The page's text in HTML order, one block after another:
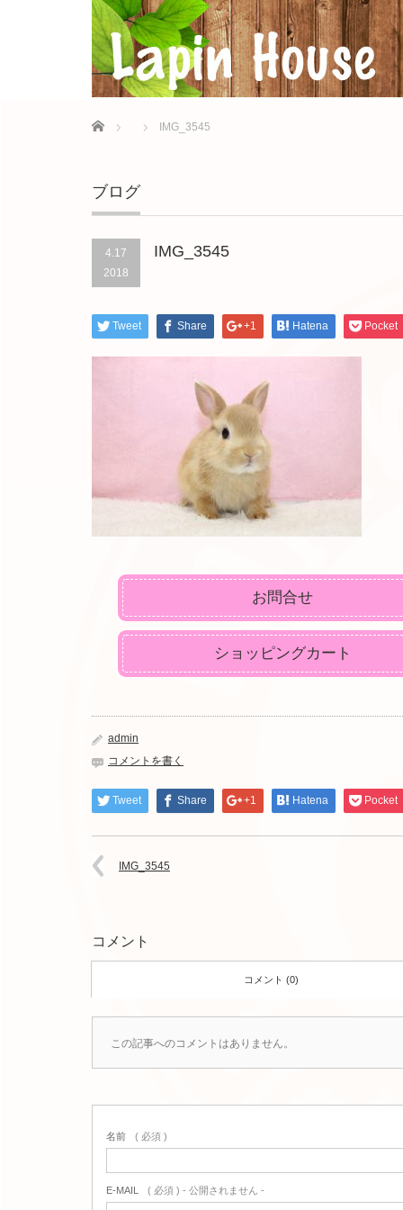
Home IMG_3545
ブログ
4.17
2018
IMG_3545
Tweet Share +1 Hatena Pocket
お問合せ
ショッピングカート
admin
コメントを書く
Tweet Share +1 Hatena Pocket
IMG_3545
コメント
コメント (0)
この記事へのコメントはありません。
名前 ( 必須 )
E-MAIL ( 必須 ) - 公開されません -